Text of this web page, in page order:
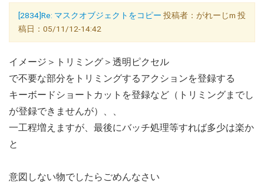
[2834]Re: マスクオブジェクトをコピー 投稿者：がれーじm 投
稿日：05/11/12-14:42
イメージ＞トリミング＞透明ピクセル
で不要な部分をトリミングするアクションを登録する
キーボードショートカットを登録など（トリミングまでし
が登録できませんが）、、
一工程増えますが、最後にバッチ処理等すれば多少は楽か
と
意図しない物でしたらごめんなさい